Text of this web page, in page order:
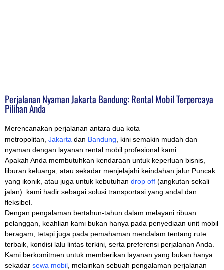
Perjalanan Nyaman Jakarta Bandung: Rental Mobil Terpercaya
Pilihan Anda
Merencanakan perjalanan antara dua kota
metropolitan, Jakarta dan Bandung , kini semakin mudah dan
nyaman dengan layanan rental mobil profesional kami.
Apakah Anda membutuhkan kendaraan untuk keperluan bisnis,
liburan keluarga, atau sekadar menjelajahi keindahan jalur Puncak
yang ikonik, atau juga untuk kebutuhan drop off (angkutan sekali
jalan). kami hadir sebagai solusi transportasi yang andal dan
fleksibel.
Dengan pengalaman bertahun-tahun dalam melayani ribuan
pelanggan, keahlian kami bukan hanya pada penyediaan unit mobil
beragam, tetapi juga pada pemahaman mendalam tentang rute
terbaik, kondisi lalu lintas terkini, serta preferensi perjalanan Anda.
Kami berkomitmen untuk memberikan layanan yang bukan hanya
sekadar sewa mobil , melainkan sebuah pengalaman perjalanan